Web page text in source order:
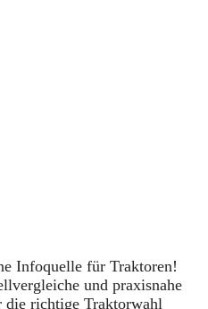
Infoquelle für Traktoren!
und praxisnahe
die richtige Traktorwahl